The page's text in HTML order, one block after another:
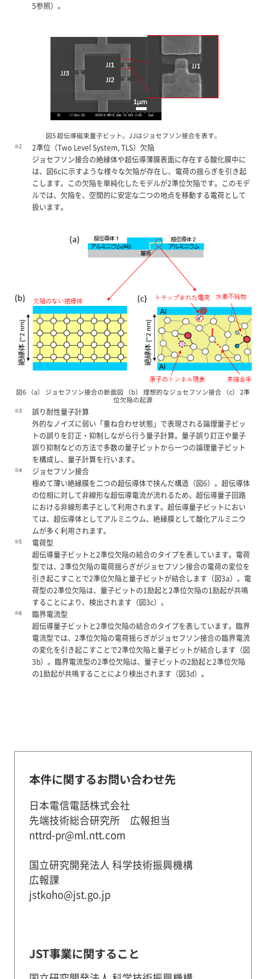
5参照）。
図5 超伝導磁束量子ビット。JJはジョセフソン接合を表す。
※2
2準位（Two Level System, TLS）欠陥
ジョセフソン接合の絶縁体や超伝導薄膜表面に存在する酸化膜中に
は、図6cに示すような様々な欠陥が存在し、電荷の揺らぎを引き起
こします。この欠陥を単純化したモデルが2準位欠陥です。このモデ
ルでは、欠陥を、空間的に安定な二つの地点を移動する電荷として
扱います。
図6 （a） ジョセフソン接合の断面図 （b） 理想的なジョセフソン接合 （c） 2準
位欠陥の起源
※3
誤り耐性量子計算
外的なノイズに弱い「重ね合わせ状態」で表現される論理量子ビッ
トの誤りを訂正・抑制しながら行う量子計算。量子誤り訂正や量子
誤り抑制などの方法で多数の量子ビットから一つの論理量子ビット
を構成し、量子計算を行います。
※4
ジョセフソン接合
極めて薄い絶縁膜を二つの超伝導体で挟んだ構造（図6）。超伝導体
の位相に対して非線形な超伝導電流が流れるため、超伝導量子回路
における非線形素子として利用されます。超伝導量子ビットにおい
ては、超伝導体としてアルミニウム、絶縁膜として酸化アルミニウ
ムが多く利用されます。
※5
電荷型
超伝導量子ビットと2準位欠陥の結合のタイプを表しています。電荷
型では、2準位欠陥の電荷揺らぎがジョセフソン接合の電荷の変位を
引き起こすことで2準位欠陥と量子ビットが結合します（図3a）。電
荷型の2準位欠陥は、量子ビットの1励起と2準位欠陥の1励起が共鳴
することにより、検出されます（図3c）。
※6
臨界電流型
超伝導量子ビットと2準位欠陥の結合のタイプを表しています。臨界
電流型では、2準位欠陥の電荷揺らぎがジョセフソン接合の臨界電流
の変化を引き起こすことで2準位欠陥と量子ビットが結合します（図
3b）。臨界電流型の2準位欠陥は、量子ビットの2励起と2準位欠陥
の1励起が共鳴することにより検出されます（図3d）。
本件に関するお問い合わせ先
日本電信電話株式会社
先端技術総合研究所 広報担当
nttrd-pr@ml.ntt.com
国立研究開発法人 科学技術振興機構
広報課
jstkoho@jst.go.jp
JST事業に関すること